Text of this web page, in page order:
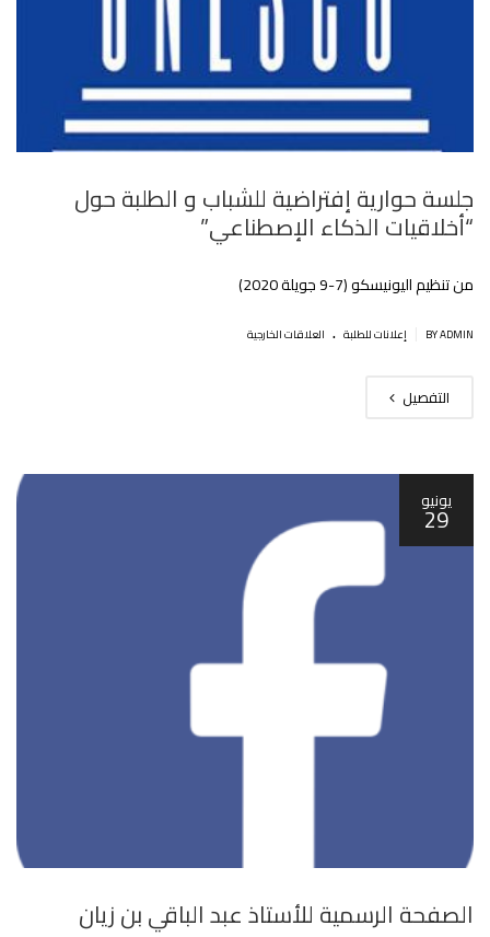
جلسة حوارية إفتراضية للشباب و الطلبة حول
“أخلاقيات الذكاء الإصطناعي”
من تنظيم اليونيسكو (7-9 جويلة 2020)
BY ADMIN إعلانات للطلبة . العلاقات الخارجية
التفصيل
يونيو
29
الصفحة الرسمية للأستاذ عبد الباقي بن زيان